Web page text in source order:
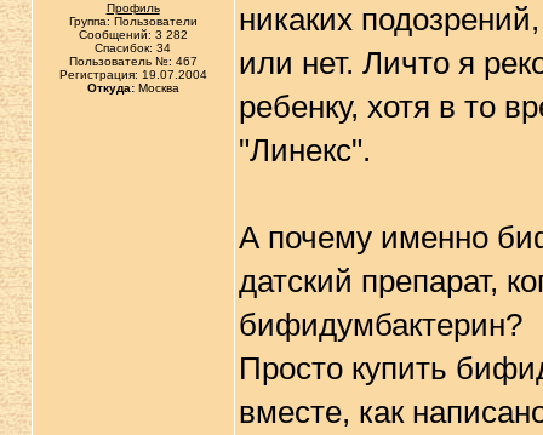
Профиль
Группа: Пользователи
Сообщений: 3 282
Спасибок: 34
Пользователь №: 467
Регистрация: 19.07.2004
Откуда:Москва
никаких
или нет. Личто я
ребенку, хотя в то
"Линекс".
А почему именно
датский препарат,
бифидумбактерин?
Просто купить
вместе, как